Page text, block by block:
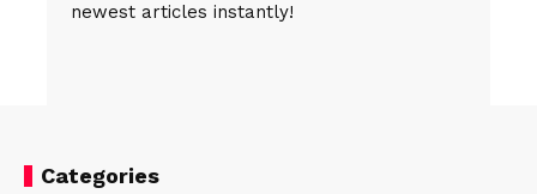
newest articles instantly!
Categories